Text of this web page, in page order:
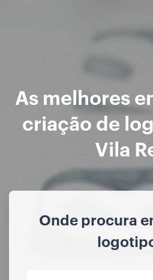
As melhores
criação de
Vila
Onde procura